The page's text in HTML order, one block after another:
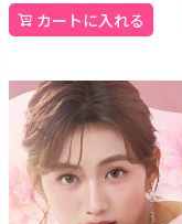
カートに入れる